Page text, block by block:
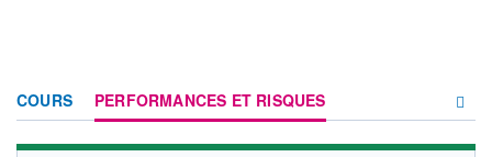
COURS PERFORMANCES ET RISQUES